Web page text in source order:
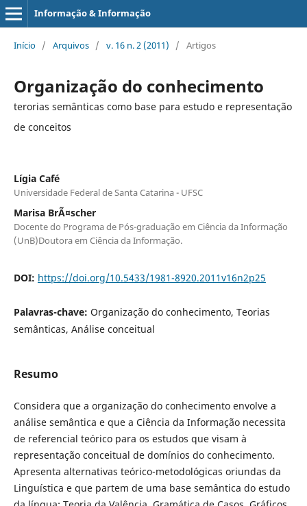
Informação & Informação
Início / Arquivos / v. 16 n. 2 (2011) / Artigos
Organização do conhecimento
terorias semânticas como base para estudo e representação
de conceitos
Lígia Café
Universidade Federal de Santa Catarina - UFSC
Marisa BrÃ¤scher
Docente do Programa de Pós-graduação em Ciência da Informação
(UnB)Doutora em Ciência da Informação.
DOI: https://doi.org/10.5433/1981-8920.2011v16n2p25
Palavras-chave: Organização do conhecimento, Teorias
semânticas, Análise conceitual
Resumo
Considera que a organização do conhecimento envolve a
análise semântica e que a Ciência da Informação necessita
de referencial teórico para os estudos que visam à
representação conceitual de domínios do conhecimento.
Apresenta alternativas teórico-metodológicas oriundas da
Linguística e que partem de uma base semântica do estudo